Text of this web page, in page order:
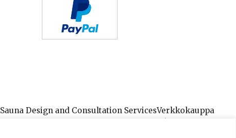
Sauna Design and Consultation ServicesVerkkokauppa